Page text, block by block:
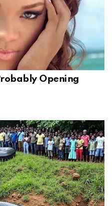
Opening